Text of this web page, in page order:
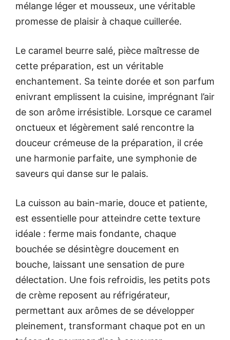
mélange léger et mousseux, une véritable
promesse de plaisir à chaque cuillerée.
Le caramel beurre salé, pièce maîtresse de
cette préparation, est un véritable
enchantement. Sa teinte dorée et son parfum
enivrant emplissent la cuisine, imprégnant l’air
de son arôme irrésistible. Lorsque ce caramel
onctueux et légèrement salé rencontre la
douceur crémeuse de la préparation, il crée
une harmonie parfaite, une symphonie de
saveurs qui danse sur le palais.
La cuisson au bain-marie, douce et patiente,
est essentielle pour atteindre cette texture
idéale : ferme mais fondante, chaque
bouchée se désintègre doucement en
bouche, laissant une sensation de pure
délectation. Une fois refroidis, les petits pots
de crème reposent au réfrigérateur,
permettant aux arômes de se développer
pleinement, transformant chaque pot en un